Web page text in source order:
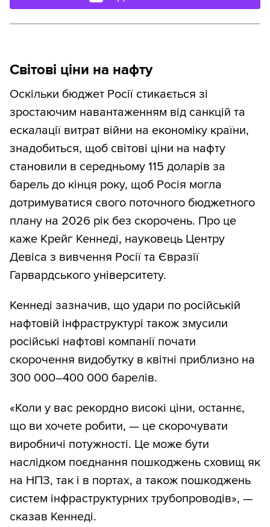
Світові ціни на нафту
Оскільки бюджет Росії стикається зі
зростаючим навантаженням від санкцій та
ескалації витрат війни на економіку країни,
знадобиться, щоб світові ціни на нафту
становили в середньому 115 доларів за
барель до кінця року, щоб Росія могла
дотримуватися свого поточного бюджетного
плану на 2026 рік без скорочень. Про це
каже Крейг Кеннеді, науковець Центру
Девіса з вивчення Росії та Євразії
Гарвардського університету.
Кеннеді зазначив, що удари по російській
нафтовій інфраструктурі також змусили
російські нафтові компанії почати
скорочення видобутку в квітні приблизно на
300 000–400 000 барелів.
«Коли у вас рекордно високі ціни, останнє,
що ви хочете робити, — це скорочувати
виробничі потужності. Це може бути
наслідком поєднання пошкоджень сховищ як
на НПЗ, так і в портах, а також пошкоджень
систем інфраструктурних трубопроводів», —
сказав Кеннеді.